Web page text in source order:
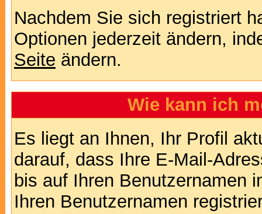
Nachdem Sie sich registriert
Optionen jederzeit ändern,
Seite ändern.
Wie kann ich
Es liegt an Ihnen, Ihr Profil
darauf, dass Ihre E-Mail-
bis auf Ihren Benutzernamen
Ihren Benutzernamen